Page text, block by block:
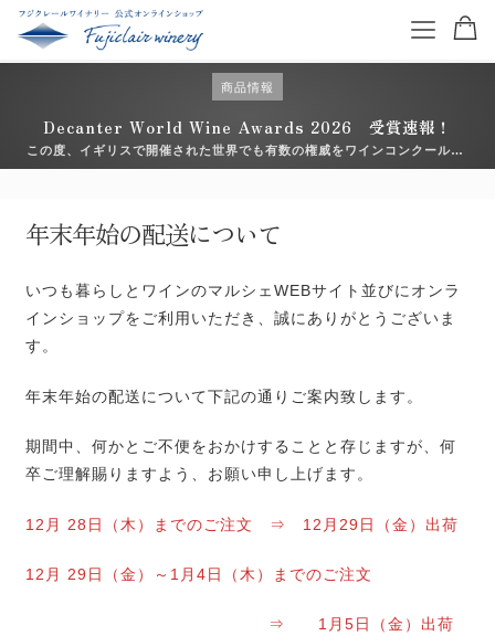
ワイン一覧
ギフトセット
白ワイン・オレンジワイン
赤ワイン・ロゼワイン
商品情報
Decanter World Wine Awards 2026 受賞速報！
この度、イギリスで開催された世界でも有数の権威をワインコンクール
「Decanter World Wine Awards （デキャンタ・ワールド・ワイン・ア
いただけ […]
年末年始の配送について
いつも暮らしとワインのマルシェWEBサイト並びにオンラ
インショップをご利用いただき、誠にありがとうございま
す。
年末年始の配送について下記の通りご案内致します。
期間中、何かとご不便をおかけすることと存じますが、何
卒ご理解賜りますよう、お願い申し上げます。
12月 28日（木）までのご注文 ⇒ 12月29日（金）出荷
12月 29日（金）～1月4日（木）までのご注文
⇒ 1月5日（金）出荷